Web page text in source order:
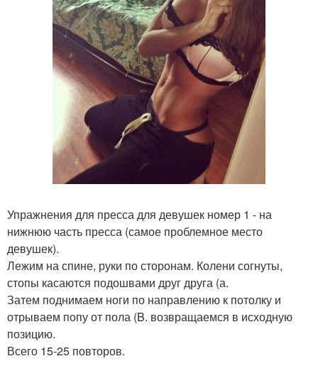
Упражнения для пресса для девушек номер 1 - на
нижнюю часть пресса (самое проблемное место
девушек).
Лежим на спине, руки по сторонам. Колени согнуты,
стопы касаются подошвами друг друга (а.
Затем поднимаем ноги по направлению к потолку и
отрываем попу от пола (B. возвращаемся в исходную
позицию.
Всего 15-25 повторов.